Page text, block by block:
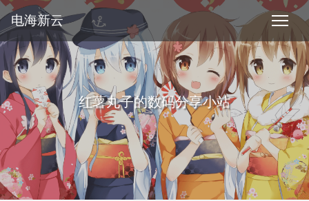
电海新云
红薯丸子的数码分享小站